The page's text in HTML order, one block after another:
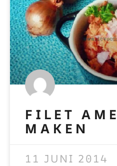
FILET
MAKEN
11 JUNI 2014